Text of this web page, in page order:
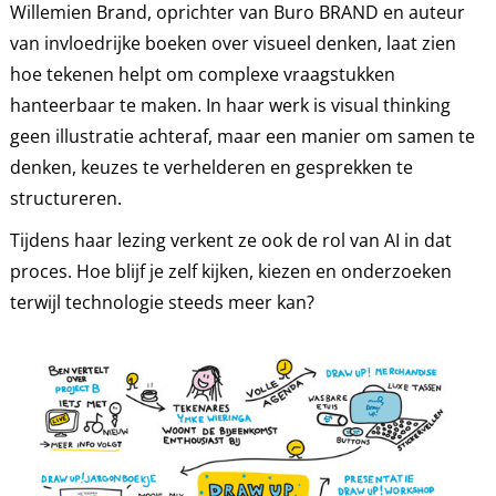
Willemien Brand, oprichter van Buro BRAND en auteur
van invloedrijke boeken over visueel denken, laat zien
hoe tekenen helpt om complexe vraagstukken
hanteerbaar te maken. In haar werk is visual thinking
geen illustratie achteraf, maar een manier om samen te
denken, keuzes te verhelderen en gesprekken te
structureren.
Tijdens haar lezing verkent ze ook de rol van AI in dat
proces. Hoe blijf je zelf kijken, kiezen en onderzoeken
terwijl technologie steeds meer kan?